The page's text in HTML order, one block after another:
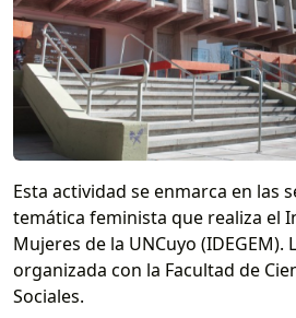
Esta actividad se enmarca en las
temática feminista que realiza el
Mujeres de la UNCuyo (IDEGEM).
organizada con la Facultad de
Sociales.